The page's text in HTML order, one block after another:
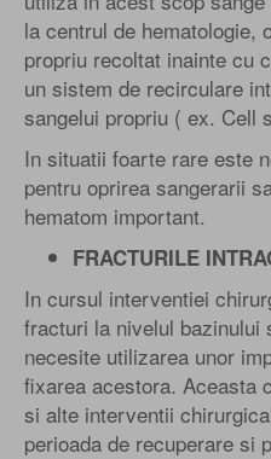
la centrul de hematologie,
propriu recoltat inainte cu
un sistem de recirculare
sangelui propriu ( ex. Cell
In situatii foarte rare este
pentru oprirea sangerarii
hematom important.
FRACTURILE
In cursul interventiei
fracturi la nivelul bazinului
necesite utilizarea unor
fixarea acestora. Aceasta
si alte interventii
perioada de recuperare si